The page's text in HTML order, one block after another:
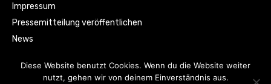
Impressum
Pressemitteilung veröffentlichen
News
Diese Website benutzt Cookies. Wenn du die Website weiter
nutzt, gehen wir von deinem Einverständnis aus.